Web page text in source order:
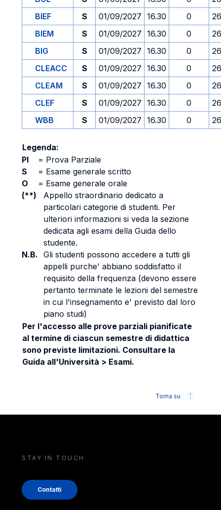
BIEF
S 01/09/2027 16.30 0
BIEM
S 01/09/2027 16.30 0
BIG
S 01/09/2027 16.30 0
CLEACC
S 01/09/2027 16.30 0
CLEAM
S 01/09/2027 16.30 0
CLEF
S 01/09/2027 16.30 0
WBB
S 01/09/2027 16.30 0
Legenda:
PI
= Prova Parziale
S
= Esame generale scritto
O
= Esame generale orale
(**)
Appello straordinario dedicato a
particolari categorie di studenti. Per
ulteriori informazioni si veda la sezione
dedicata agli esami della Guida dello
studente.
N.B. Gli studenti possono accedere a tutti gli
appelli purche' abbiano soddisfatto il
requisito della frequenza (devono essere
pertanto terminate le lezioni del semestre
in cui l'insegnamento e' previsto dal loro
piano studi)
Per l'accesso alle prove parziali pianificate
al termine di ciascun semestre di didattica
sono previste limitazioni. Consultare la
Guida all'Università > Esami.
Torna su
STAY IN TOUCH
Contatti